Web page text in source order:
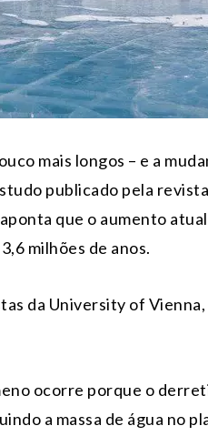
mais longos – e a
publicado pela
que o aumento
milhões de anos.
da University of
ocorre porque o
a massa de água no